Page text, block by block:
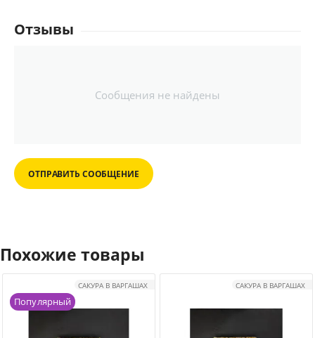
Отзывы
Сообщения не найдены
ОТПРАВИТЬ СООБЩЕНИЕ
Похожие товары
САКУРА В ВАРГАШАХ
Популярный
САКУРА В ВАРГАШАХ